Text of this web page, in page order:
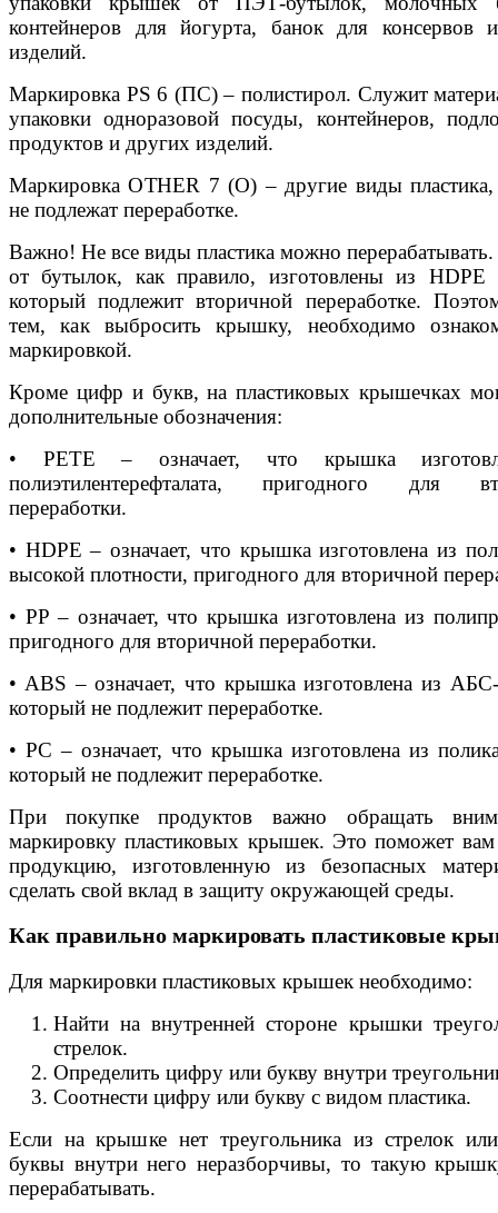
контейнеров для йогурта, банок для консервов
изделий.
Маркировка PS 6 (ПС) – полистирол. Служит
упаковки одноразовой посуды, контейнеров,
продуктов и других изделий.
Маркировка OTHER 7 (О) – другие виды пластика,
не подлежат переработке.
Важно! Не все виды пластика можно
от бутылок, как правило, изготовлены из
который подлежит вторичной переработке.
тем, как выбросить крышку, необходимо
маркировкой.
Кроме цифр и букв, на пластиковых крышечках
дополнительные обозначения:
• PETE – означает, что крышка
полиэтилентерефталата, пригодного для
переработки.
• HDPE – означает, что крышка изготовлена из
высокой плотности, пригодного для вторичной
• PP – означает, что крышка изготовлена из
пригодного для вторичной переработки.
• ABS – означает, что крышка изготовлена из АБС-
который не подлежит переработке.
• PC – означает, что крышка изготовлена из
который не подлежит переработке.
При покупке продуктов важно обращать
маркировку пластиковых крышек. Это поможет
продукцию, изготовленную из безопасных
сделать свой вклад в защиту окружающей среды.
Как правильно маркировать пластиковые
Для маркировки пластиковых крышек необходимо:
Найти на внутренней стороне крышки
стрелок.
Определить цифру или букву внутри
Соотнести цифру или букву с видом пластика.
Если на крышке нет треугольника из стрелок
буквы внутри него неразборчивы, то такую
перерабатывать.